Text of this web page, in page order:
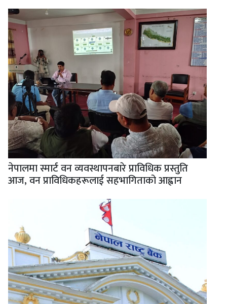
नेपालमा स्मार्ट वन व्यवस्थापनबारे प्राविधिक प्रस्तुति
आज, वन प्राविधिकहरूलाई सहभागिताको आह्वान